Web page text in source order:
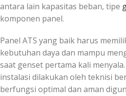
antara lain kapasitas beban, tipe
komponen panel.
Panel ATS yang baik harus
kebutuhan daya dan mampu
saat genset pertama kali
instalasi dilakukan oleh teknisi
berfungsi optimal dan aman